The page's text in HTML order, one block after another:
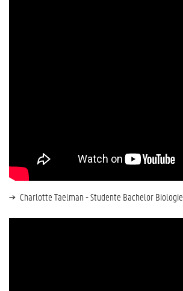
Charlotte Taelman - Studente Bachelor Biologie